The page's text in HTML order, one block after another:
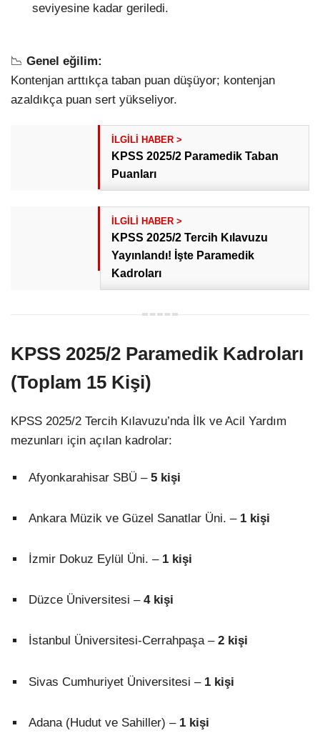
seviyesine kadar geriledi.
📉 Genel eğilim:
Kontenjan arttıkça taban puan düşüyor; kontenjan
azaldıkça puan sert yükseliyor.
KPSS 2025/2 Paramedik Taban
Puanları
KPSS 2025/2 Tercih Kılavuzu
Yayınlandı! İşte Paramedik
Kadroları
KPSS 2025/2 Paramedik Kadroları
(Toplam 15 Kişi)
KPSS 2025/2 Tercih Kılavuzu’nda İlk ve Acil Yardım
mezunları için açılan kadrolar:
Afyonkarahisar SBÜ – 5 kişi
Ankara Müzik ve Güzel Sanatlar Üni. – 1 kişi
İzmir Dokuz Eylül Üni. – 1 kişi
Düzce Üniversitesi – 4 kişi
İstanbul Üniversitesi-Cerrahpaşa – 2 kişi
Sivas Cumhuriyet Üniversitesi – 1 kişi
Adana (Hudut ve Sahiller) – 1 kişi